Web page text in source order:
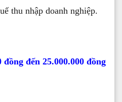
thu nhập doanh nghiệp.
đến 25.000.000 đồng